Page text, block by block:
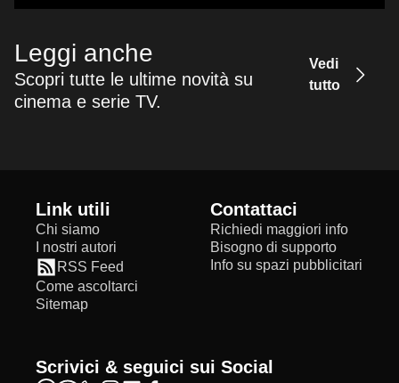
Leggi anche
Scopri tutte le ultime novità su
cinema e serie TV.
Vedi
tutto
Link utili
Chi siamo
I nostri autori
RSS Feed
Come ascoltarci
Sitemap
Contattaci
Richiedi maggiori info
Bisogno di supporto
Info su spazi pubblicitari
Scrivici & seguici sui Social